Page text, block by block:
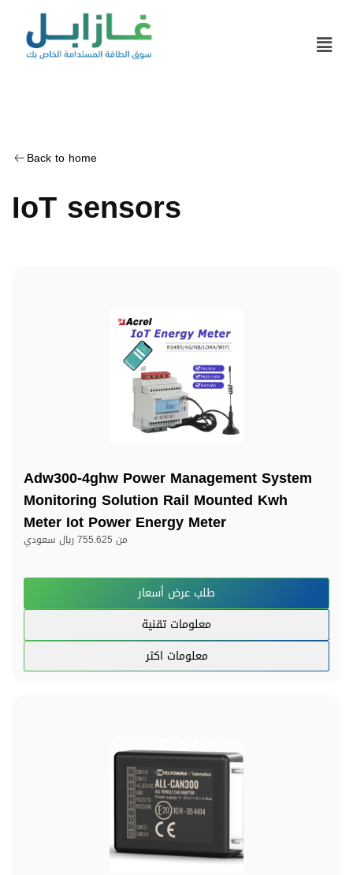
Back to home
IoT sensors
Adw300-4ghw Power Management System
Monitoring Solution Rail Mounted Kwh
Meter Iot Power Energy Meter
من 755.625 ريال سعودي
طلب عرض أسعار
معلومات تقنية
معلومات اكثر